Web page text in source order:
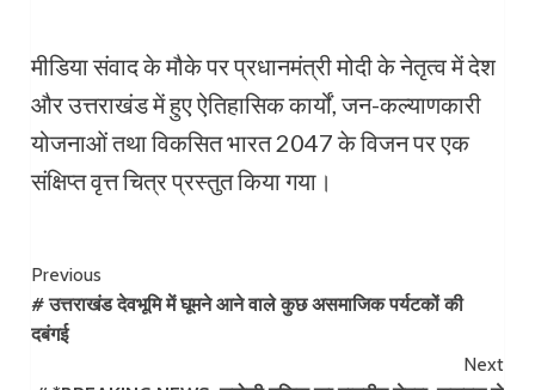
मीडिया संवाद के मौके पर प्रधानमंत्री मोदी के नेतृत्व में देश
और उत्तराखंड में हुए ऐतिहासिक कार्यों, जन-कल्याणकारी
योजनाओं तथा विकसित भारत 2047 के विजन पर एक
संक्षिप्त वृत्त चित्र प्रस्तुत किया गया।
Continue
Reading
Previous
# उत्तराखंड देवभूमि में घूमने आने वाले कुछ असमाजिक पर्यटकों की
दबंगई
Next